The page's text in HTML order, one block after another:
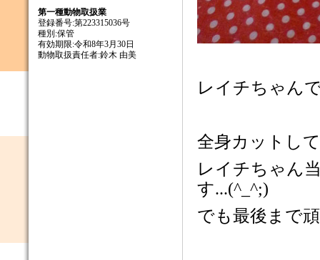
第一種動物取扱業
登録番号:第223315036号
種別:保管
有効期限:令和8年3月30日
動物取扱責任者:鈴木 由美
レイチちゃん
全身カットし
レイチちゃん
す...(^_^;)
でも最後まで